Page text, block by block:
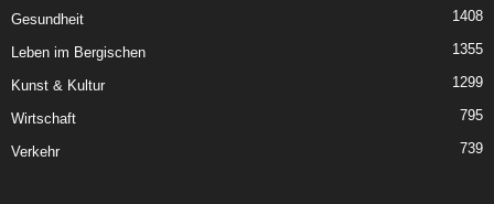
Gesundheit 1408
Leben im Bergischen 1355
Kunst & Kultur 1299
Wirtschaft 795
Verkehr 739